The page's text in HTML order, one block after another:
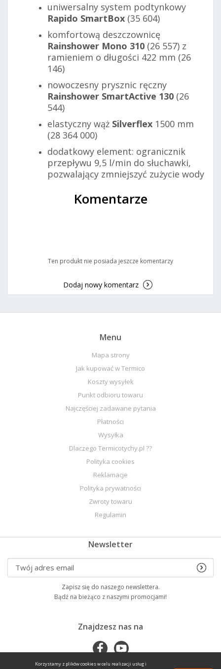
Korzystamy z plików cookies w celu realizacji usług i
uniwersalny system podtynkowy
Rapido SmartBox (35 604)
komfortową deszczownicę
Rainshower Mono 310 (26 557) z
ramieniem o długości 422 mm (26
146)
nowoczesny prysznic ręczny
Rainshower SmartActive 130 (26
544)
elastyczny wąż Silverflex 1500 mm
(28 364 000)
dodatkowy element: ogranicznik
przepływu 9,5 l/min do słuchawki,
pozwalający zmniejszyć zużycie wody
Komentarze
Ten produkt nie posiada jeszcze komentarzy
Dodaj nowy komentarz
Menu
Mapa strony
Jak kupować w Termico
Koszty wysyłek
Punkt odbioru towaru
Najczęściej zadawane pytania
Płatności
Wysyłka
Dlaczego Termicotychy.pl ??
Polityka cookies
Reklamacje
Polityka prywatności
Zwroty towaru
Regulamin
Newsletter
Zapisz się do naszego newslettera.
Bądź na bieżąco z naszymi promocjami!
Znajdzesz nas na